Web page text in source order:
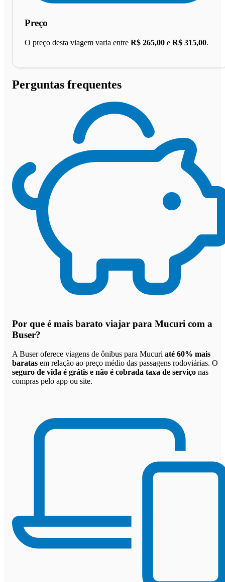
Preço
O preço desta viagem varia entre R$ 265,00 e R$ 315,00.
Perguntas frequentes
Por que é mais barato viajar para Mucuri com a
Buser?
A Buser oferece viagens de ônibus para Mucuri até 60% mais
baratas em relação ao preço médio das passagens rodoviárias. O
seguro de vida é grátis e não é cobrada taxa de serviço nas
compras pelo app ou site.